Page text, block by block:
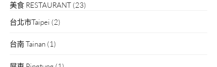
美食 RESTAURANT (23)
台北市Taipei (2)
台南 Tainan (1)